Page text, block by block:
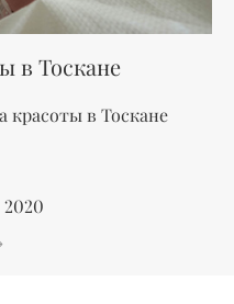
в Тоскане
красоты в Тоскане